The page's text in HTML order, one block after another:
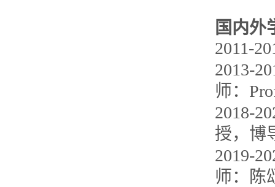
国内外
2011-
2013-
师：
2018-
授，博
2019-
师：陈